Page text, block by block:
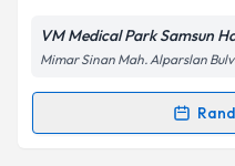
VM Medical Park Samsun
Mimar Sinan Mah. Alparslan
Randevu Takvimi